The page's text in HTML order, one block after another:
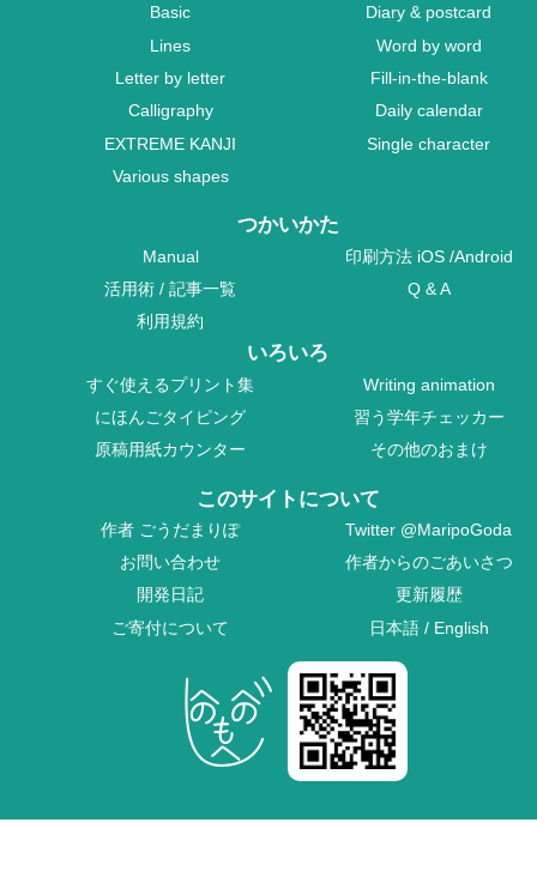
Basic
Diary & postcard
Lines
Word by word
Letter by letter
Fill-in-the-blank
Calligraphy
Daily calendar
EXTREME KANJI
Single character
Various shapes
つかいかた
Manual 印刷方法 iOS /Android
活用術 /記事一覧
Q & A
利用規約
いろいろ
すぐ使えるプリント集
Writing animation
にほんごタイピング
習う学年チェッカー
原稿用紙カウンター
その他のおまけ
このサイトについて
作者 ごうだまりぽ Twitter @MaripoGoda
お問い合わせ
作者からのごあいさつ
開発日記
更新履歴
ご寄付について
日本語 / English